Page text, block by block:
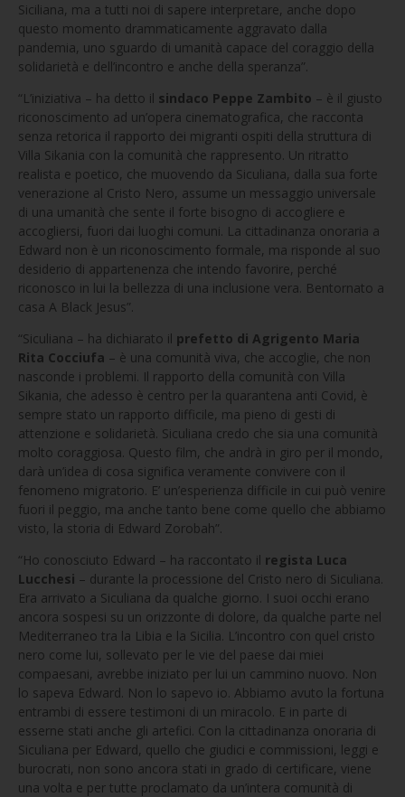
Siciliana, ma a tutti noi di sapere interpretare, anche dopo
questo momento drammaticamente aggravato dalla
pandemia, uno sguardo di umanità capace del coraggio della
solidarietà e dell’incontro e anche della speranza”.
“L’iniziativa – ha detto il sindaco Peppe Zambito – è il giusto
riconoscimento ad un’opera cinematografica, che racconta
senza retorica il rapporto dei migranti ospiti della struttura di
Villa Sikania con la comunità che rappresento. Un ritratto
realista e poetico, che muovendo da Siculiana, dalla sua forte
venerazione al Cristo Nero, assume un messaggio universale
di una umanità che sente il forte bisogno di accogliere e
accogliersi, fuori dai luoghi comuni. La cittadinanza onoraria a
Edward non è un riconoscimento formale, ma risponde al suo
desiderio di appartenenza che intendo favorire, perché
riconosco in lui la bellezza di una inclusione vera. Bentornato a
casa A Black Jesus”.
“Siculiana – ha dichiarato il prefetto di Agrigento Maria
Rita Cocciufa – è una comunità viva, che accoglie, che non
nasconde i problemi. Il rapporto della comunità con Villa
Sikania, che adesso è centro per la quarantena anti Covid, è
sempre stato un rapporto difficile, ma pieno di gesti di
attenzione e solidarietà. Siculiana credo che sia una comunità
molto coraggiosa. Questo film, che andrà in giro per il mondo,
darà un’idea di cosa significa veramente convivere con il
fenomeno migratorio. E’ un’esperienza difficile in cui può venire
fuori il peggio, ma anche tanto bene come quello che abbiamo
visto, la storia di Edward Zorobah”.
“Ho conosciuto Edward – ha raccontato il regista Luca
Lucchesi – durante la processione del Cristo nero di Siculiana.
Era arrivato a Siculiana da qualche giorno. I suoi occhi erano
ancora sospesi su un orizzonte di dolore, da qualche parte nel
Mediterraneo tra la Libia e la Sicilia. L’incontro con quel cristo
nero come lui, sollevato per le vie del paese dai miei
compaesani, avrebbe iniziato per lui un cammino nuovo. Non
lo sapeva Edward. Non lo sapevo io. Abbiamo avuto la fortuna
entrambi di essere testimoni di un miracolo. E in parte di
esserne stati anche gli artefici. Con la cittadinanza onoraria di
Siculiana per Edward, quello che giudici e commissioni, leggi e
burocrati, non sono ancora stati in grado di certificare, viene
una volta e per tutte proclamato da un’intera comunità di